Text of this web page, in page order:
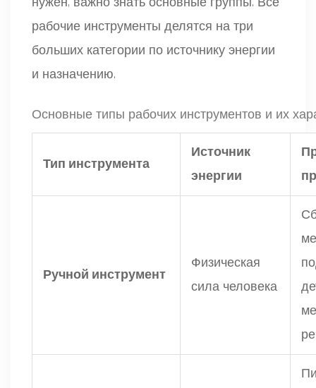
рабочие инструменты делятся на три
больших категории по источнику энергии
и назначению.
Основные типы рабочих инструментов и их
Тип инструмента
Источник
энергии
Ручной инструмент
Физическая
сила человека